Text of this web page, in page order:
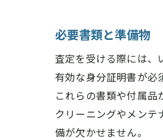
必要書類と準備物
査定を受ける際には、
有効な身分証明書が必
これらの書類や付属
クリーニングやメンテ
備が欠かせません。